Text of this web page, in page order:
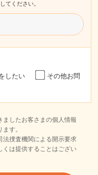
てください。
したい
その他お問
ましたお客さまの個人情報
す。
法捜査機関による開示要求
くは提供することはござい